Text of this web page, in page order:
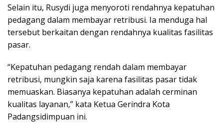
Selain itu, Rusydi juga menyoroti rendahnya kepatuhan
pedagang dalam membayar retribusi. Ia menduga hal
tersebut berkaitan dengan rendahnya kualitas fasilitas
pasar.
“Kepatuhan pedagang rendah dalam membayar
retribusi, mungkin saja karena fasilitas pasar tidak
memuaskan. Biasanya kepatuhan adalah cerminan
kualitas layanan,” kata Ketua Gerindra Kota
Padangsidimpuan ini.